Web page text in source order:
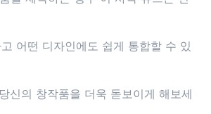
어떤 디자인에도 쉽게 통합할 수 있
신의 창작품을 더욱 돋보이게 해보세